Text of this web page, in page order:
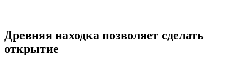
Древняя находка позволяет сделать
открытие